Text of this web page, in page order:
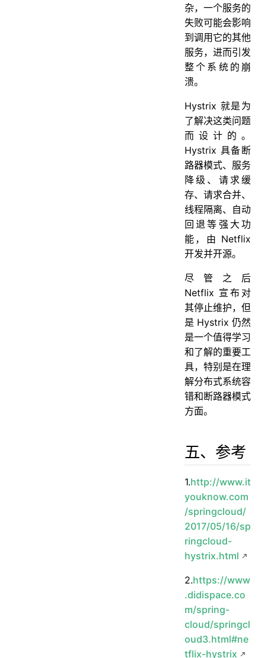
杂，一个服务的
失败可能会影响
到调用它的其他
服务，进而引发
整个系统的崩
溃。
Hystrix 就是为
了解决这类问题
而设计的。
Hystrix 具备断
路器模式、服务
降级、请求缓
存、请求合并、
线程隔离、自动
回退等强大功
能，由 Netflix
开发并开源。
尽管之后
Netflix 宣布对
其停止维护，但
是 Hystrix 仍然
是一个值得学习
和了解的重要工
具，特别是在理
解分布式系统容
错和断路器模式
方面。
五、参考
1.http://www.it
youknow.com
/springcloud/
2017/05/16/sp
ringcloud-
hystrix.html
2.https://www
.didispace.co
m/spring-
cloud/springcl
oud3.html#ne
tflix-hystrix